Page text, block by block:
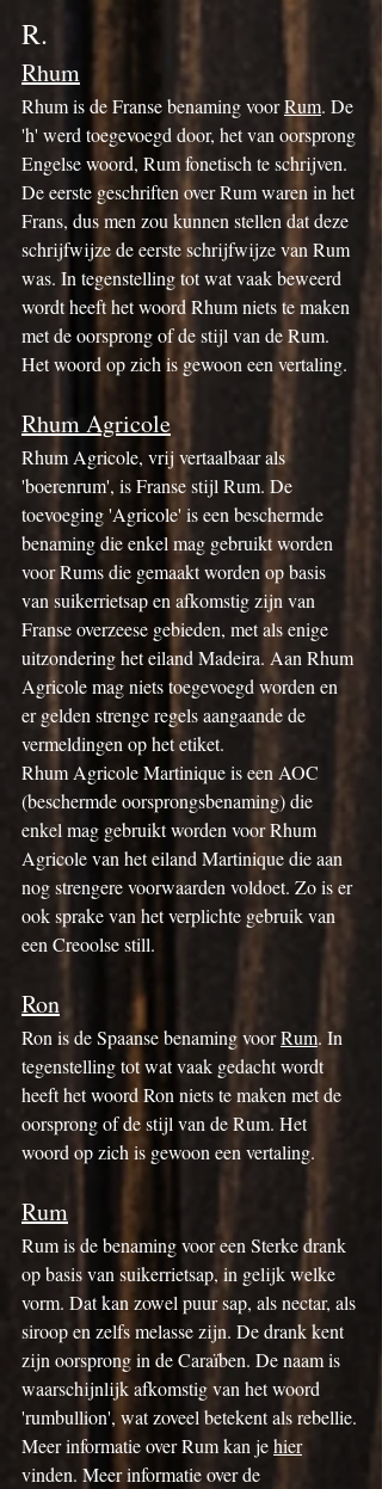
R.
Rhum
Rhum is de Franse benaming voor Rum. De
'h' werd toegevoegd door, het van oorsprong
Engelse woord, Rum fonetisch te schrijven.
De eerste geschriften over Rum waren in het
Frans, dus men zou kunnen stellen dat deze
schrijfwijze de eerste schrijfwijze van Rum
was. In tegenstelling tot wat vaak beweerd
wordt heeft het woord Rhum niets te maken
met de oorsprong of de stijl van de Rum.
Het woord op zich is gewoon een vertaling.
Rhum Agricole
Rhum Agricole, vrij vertaalbaar als
'boerenrum', is Franse stijl Rum. De
toevoeging 'Agricole' is een beschermde
benaming die enkel mag gebruikt worden
voor Rums die gemaakt worden op basis
van suikerrietsap en afkomstig zijn van
Franse overzeese gebieden, met als enige
uitzondering het eiland Madeira. Aan Rhum
Agricole mag niets toegevoegd worden en
er gelden strenge regels aangaande de
vermeldingen op het etiket.
Rhum Agricole Martinique is een AOC
(beschermde oorsprongsbenaming) die
enkel mag gebruikt worden voor Rhum
Agricole van het eiland Martinique die aan
nog strengere voorwaarden voldoet. Zo is er
ook sprake van het verplichte gebruik van
een Creoolse still.
Ron
Ron is de Spaanse benaming voor Rum. In
tegenstelling tot wat vaak gedacht wordt
heeft het woord Ron niets te maken met de
oorsprong of de stijl van de Rum. Het
woord op zich is gewoon een vertaling.
Rum
Rum is de benaming voor een Sterke drank
op basis van suikerrietsap, in gelijk welke
vorm. Dat kan zowel puur sap, als nectar, als
siroop en zelfs melasse zijn. De drank kent
zijn oorsprong in de Caraïben. De naam is
waarschijnlijk afkomstig van het woord
'rumbullion', wat zoveel betekent als rebellie.
Meer informatie over Rum kan je hier
vinden. Meer informatie over de